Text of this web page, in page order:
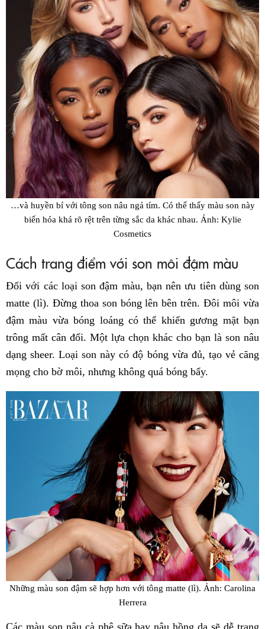
…và huyền bí với tông son nâu ngả tím. Có thể thấy màu son này
biến hóa khá rõ rệt trên từng sắc da khác nhau. Ảnh: Kylie
Cosmetics
Cách trang điểm với son môi đậm màu
Đối với các loại son đậm màu, bạn nên ưu tiên dùng son
matte (lì). Đừng thoa son bóng lên bên trên. Đôi môi vừa
đậm màu vừa bóng loáng có thể khiến gương mặt bạn
trông mất cân đối. Một lựa chọn khác cho bạn là son nâu
dạng sheer. Loại son này có độ bóng vừa đủ, tạo vẻ căng
mọng cho bờ môi, nhưng không quá bóng bẩy.
Những màu son đậm sẽ hợp hơn với tông matte (lì). Ảnh: Carolina
Herrera